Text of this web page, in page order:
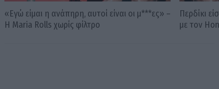
«Εγώ είμαι η ανάπηρη, αυτοί είναι οι μ***ες» –
Η Maria Rolls χωρίς φίλτρο
Περδίκι
με τον